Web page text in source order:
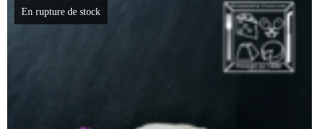
En rupture de stock